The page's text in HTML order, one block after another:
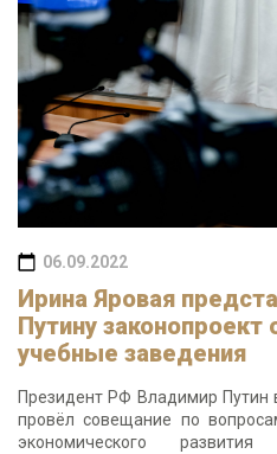
06.09.2022
Ирина Яровая
Путину
учебные заведения
Президент РФ Владимир
провёл совещание по
экономического развития